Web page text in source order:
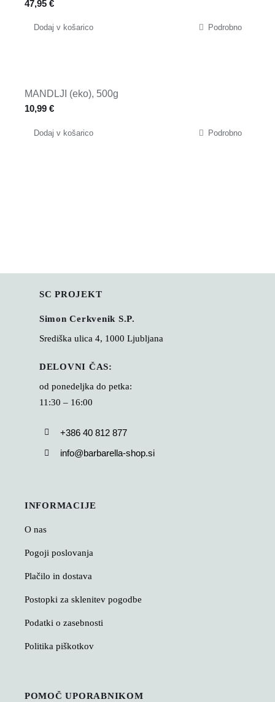
47,95 €
Dodaj v košarico Podrobno
MANDLJI (eko), 500g
10,99 €
Dodaj v košarico Podrobno
SC PROJEKT
Simon Cerkvenik S.P.
Središka ulica 4, 1000 Ljubljana
DELOVNI ČAS:
od ponedeljka do petka:
11:30 – 16:00
+386 40 812 877
info@barbarella-shop.si
INFORMACIJE
O nas
Pogoji poslovanja
Plačilo in dostava
Postopki za sklenitev pogodbe
Podatki o zasebnosti
Politika piškotkov
POMOČ UPORABNIKOM